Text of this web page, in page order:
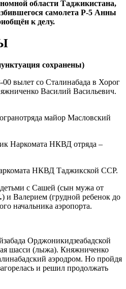
области Таджикистана,
самолета Р-5 Анны
к делу.
сохранены)
00 вылет со Сталинабада в Хорог
Василий Васильевич.
майор Масловский
Наркомата НКВД отряда –
НКВД Таджикской ССР.
с Сашей (сын мужа от
) и Валерием (грудной ребенок до
начальника аэропорта.
Орджоникидзеабадской
шасси (лыжа). Княжниченко
аэродром. Но пройдя
и решил продолжать